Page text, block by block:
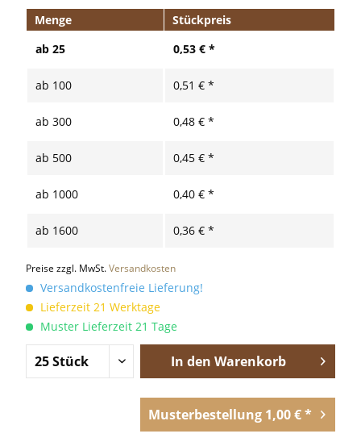
Menge
Stückpreis
ab 25 0,53 € *
ab 100 0,51 € *
ab 300 0,48 € *
ab 500 0,45 € *
ab 1000 0,40 € *
ab 1600 0,36 € *
Preise zzgl. MwSt.Versandkosten
Versandkostenfreie Lieferung!
Lieferzeit 21 Werktage
Muster Lieferzeit 21 Tage
In den Warenkorb
Musterbestellung 1,00 € *